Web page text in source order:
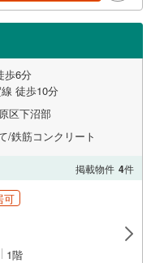
歩6分
徒歩10分
区下沼部
/鉄筋コンクリート
掲載物件 4件
可
1階